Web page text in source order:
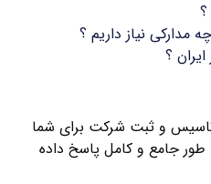
نیاز داریم ؟
؟
و ثبت شرکت برای شما
طور جامع و کامل پاسخ داده